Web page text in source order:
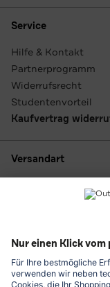
Service
Hilfe & Kontakt
Partnerprogramm
Widerrufsrecht
Studentenvorteil
Kaufvertrag
Versandart